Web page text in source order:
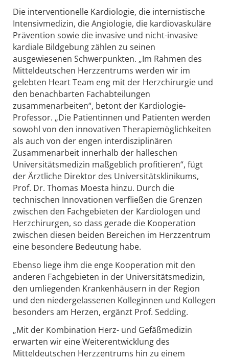
Die interventionelle Kardiologie, die internistische
Intensivmedizin, die Angiologie, die kardiovaskuläre
Prävention sowie die invasive und nicht-invasive
kardiale Bildgebung zählen zu seinen
ausgewiesenen Schwerpunkten. „Im Rahmen des
Mitteldeutschen Herzzentrums werden wir im
gelebten Heart Team eng mit der Herzchirurgie und
den benachbarten Fachabteilungen
zusammenarbeiten“, betont der Kardiologie-
Professor. „Die Patientinnen und Patienten werden
sowohl von den innovativen Therapiemöglichkeiten
als auch von der engen interdisziplinären
Zusammenarbeit innerhalb der halleschen
Universitätsmedizin maßgeblich profitieren“, fügt
der Ärztliche Direktor des Universitätsklinikums,
Prof. Dr. Thomas Moesta hinzu. Durch die
technischen Innovationen verfließen die Grenzen
zwischen den Fachgebieten der Kardiologen und
Herzchirurgen, so dass gerade die Kooperation
zwischen diesen beiden Bereichen im Herzzentrum
eine besondere Bedeutung habe.
Ebenso liege ihm die enge Kooperation mit den
anderen Fachgebieten in der Universitätsmedizin,
den umliegenden Krankenhäusern in der Region
und den niedergelassenen Kolleginnen und Kollegen
besonders am Herzen, ergänzt Prof. Sedding.
„Mit der Kombination Herz- und Gefäßmedizin
erwarten wir eine Weiterentwicklung des
Mitteldeutschen Herzzentrums hin zu einem